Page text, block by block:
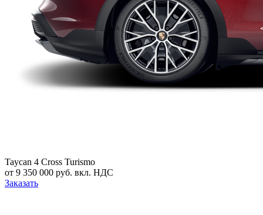
Taycan 4 Cross Turismo
от 9 350 000 руб. вкл. НДС
Заказать